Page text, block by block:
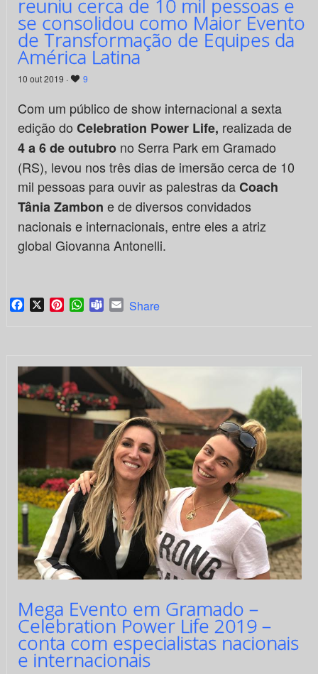
reuniu cerca de 10 mil pessoas e
se consolidou como Maior Evento
de Transformação de Equipes da
América Latina
10 out 2019 · 9
Com um público de show internacional a sexta
edição do Celebration Power Life, realizada de
4 a 6 de outubrono Serra Park em Gramado
(RS), levou nos três dias de imersão cerca de 10
mil pessoas para ouvir as palestras daCoach
Tânia Zambon e de diversos convidados
nacionais e internacionais, entre eles a atriz
global Giovanna Antonelli.
Facebook
X PinterestWhatsApp
TeamsEmail
Share
Mega Evento em Gramado –
Celebration Power Life 2019 –
conta com especialistas nacionais
e internacionais